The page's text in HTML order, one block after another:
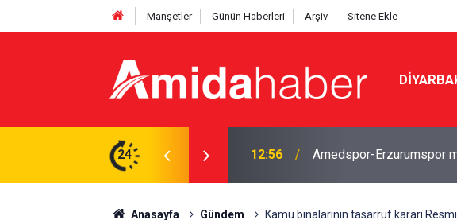
Manşetler Günün Haberleri Arşiv Sitene Ekle
24
Yeni zam bu gece 12:56 Amedspor-Erzurumspor
Anasayfa Gündem Kamu binalarının tasarruf kararı